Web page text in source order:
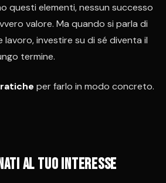
questi elementi, nessun successo
valore. Ma quando si parla di
investire su di sé diventa il
termine.
per farlo in modo concreto.
al tuo interesse